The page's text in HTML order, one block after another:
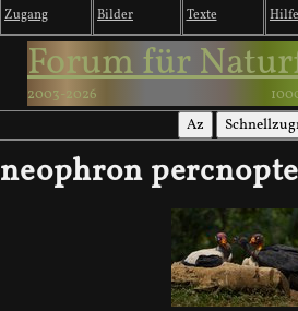
Zugang Bilder Texte Hilfe
Forum für
2003-2026
Az
neophron